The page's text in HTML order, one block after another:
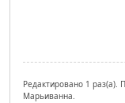
Редактировано 1 раз(а).
Марьиванна.